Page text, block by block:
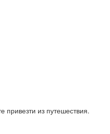
привезти из путешествия.